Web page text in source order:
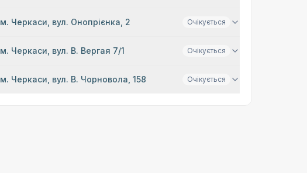
м. Черкаси, вул. Онопрієнка, 2 Очікується
м. Черкаси, вул. В. Вергая 7/1 Очікується
м. Черкаси, вул. В. Чорновола, 158 Очікується